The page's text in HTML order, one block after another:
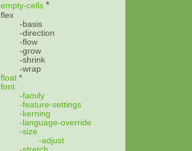
empty-cells *
flex
-basis
-direction
-flow
-grow
-shrink
-wrap
float *
font
-family
-feature-settings
-kerning
-language-override
-size
-adjust